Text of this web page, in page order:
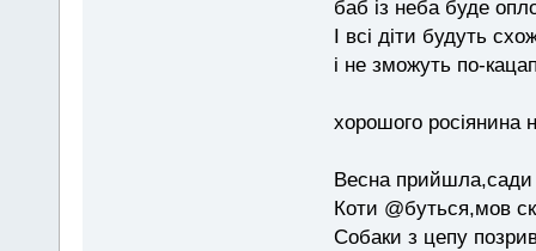
баб із неба буде
І всі діти будуть
і не зможуть по-
хорошого росіянина
Весна прийшла,сади
Коти @буться,мов
Собаки з цепу